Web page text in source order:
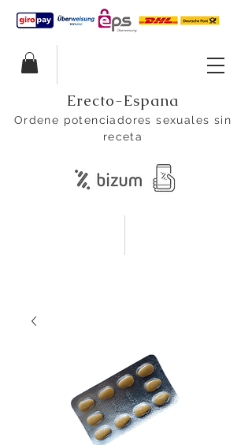
Erecto-Espana
Ordene potenciadores sexuales sin
receta